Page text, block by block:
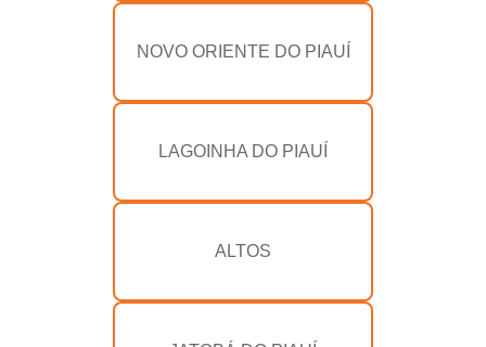
NOVO ORIENTE DO PIAUÍ
LAGOINHA DO PIAUÍ
ALTOS